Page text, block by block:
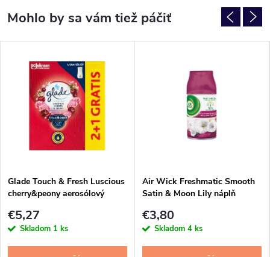
Glade Touch & Fresh Luscious
cherry&peony aerosólový
x10ml
€5,27
Skladom 1 ks
Air Wick Freshmatic Smooth
Satin & Moon Lily náplň
€3,80
Skladom 4 ks